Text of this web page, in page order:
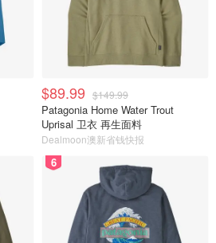
$89.99 $149.99
Patagonia Home Water Trout
Uprisal 卫衣 再生面料
Dealmoon澳新省钱快报
6